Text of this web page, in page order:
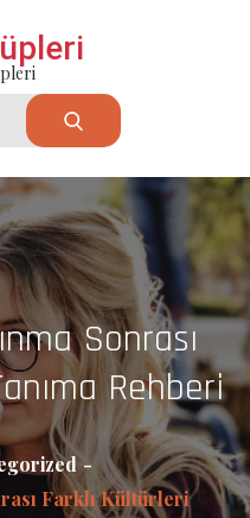
Sonrası
Rehberi
Farklı Kültürleri